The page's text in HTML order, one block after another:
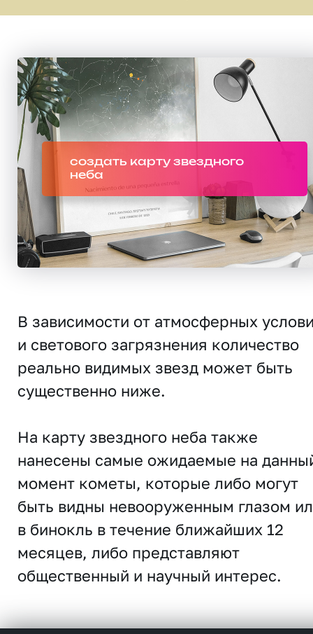
создать карту звездного
неба
В зависимости от атмосферных
и светового загрязнения количество
реально видимых звезд может быть
существенно ниже.
На карту звездного неба также
нанесены самые ожидаемые на
момент кометы, которые либо могут
быть видны невооруженным глазом
в бинокль в течение ближайших 12
месяцев, либо представляют
общественный и научный интерес.